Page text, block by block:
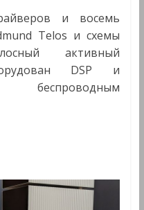
и восемь
Telos и схемы
активный
DSP и